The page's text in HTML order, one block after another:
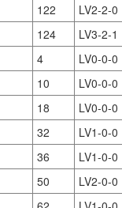
122
LV2-2-0
124
LV3-2-1
4
LV0-0-0
10
LV0-0-0
18
LV0-0-0
32
LV1-0-0
36
LV1-0-0
50
LV2-0-0